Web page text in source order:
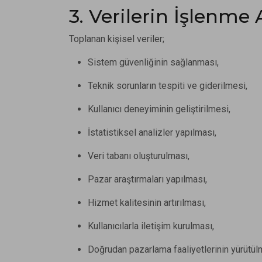
3. Verilerin İşlenme
Toplanan kişisel veriler;
Sistem güvenliğinin sağlanması,
Teknik sorunların tespiti ve giderilmesi,
Kullanıcı deneyiminin geliştirilmesi,
İstatistiksel analizler yapılması,
Veri tabanı oluşturulması,
Pazar araştırmaları yapılması,
Hizmet kalitesinin artırılması,
Kullanıcılarla iletişim kurulması,
Doğrudan pazarlama faaliyetlerinin